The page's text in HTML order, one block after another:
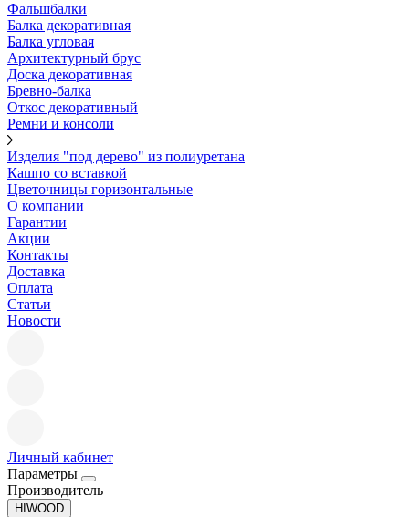
Фальшбалки
Балка декоративная
Балка угловая
Архитектурный брус
Доска декоративная
Бревно-балка
Откос декоративный
Ремни и консоли
Изделия "под дерево" из полиуретана
Кашпо со вставкой
Цветочницы горизонтальные
О компании
Гарантии
Акции
Контакты
Доставка
Оплата
Статьи
Новости
Личный кабинет
Параметры
Производитель
HIWOOD